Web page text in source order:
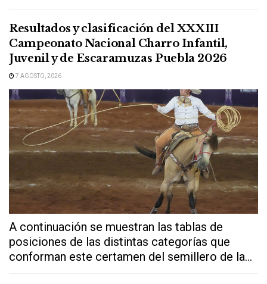
Resultados y clasificación del XXXIII
Campeonato Nacional Charro Infantil,
Juvenil y de Escaramuzas Puebla 2026
7 AGOSTO, 2026
A continuación se muestran las tablas de
posiciones de las distintas categorías que
conforman este certamen del semillero de la...